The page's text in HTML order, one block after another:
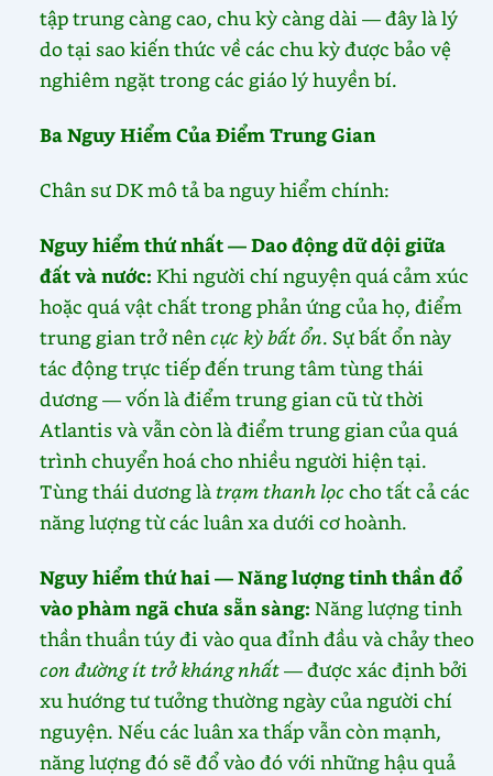
tập trung càng cao, chu kỳ càng dài — đây là lý
do tại sao kiến thức về các chu kỳ được bảo vệ
nghiêm ngặt trong các giáo lý huyền bí.
Ba Nguy Hiểm Của Điểm Trung Gian
Chân sư DK mô tả ba nguy hiểm chính:
Nguy hiểm thứ nhất — Dao động dữ dội giữa
đất và nước: Khi người chí nguyện quá cảm xúc
hoặc quá vật chất trong phản ứng của họ, điểm
trung gian trở nêncực kỳ bất ổn. Sự bất ổn này
tác động trực tiếp đến trung tâm tùng thái
dương — vốn là điểm trung gian cũ từ thời
Atlantis và vẫn còn là điểm trung gian của quá
trình chuyển hoá cho nhiều người hiện tại.
Tùng thái dương làtrạm thanh lọc cho tất cả các
năng lượng từ các luân xa dưới cơ hoành.
Nguy hiểm thứ hai — Năng lượng tinh thần đổ
vào phàm ngã chưa sẵn sàng: Năng lượng tinh
thần thuần túy đi vào qua đỉnh đầu và chảy theo
con đường ít trở kháng nhất— được xác định bởi
xu hướng tư tưởng thường ngày của người chí
nguyện. Nếu các luân xa thấp vẫn còn mạnh,
năng lượng đó sẽ đổ vào đó với những hậu quả